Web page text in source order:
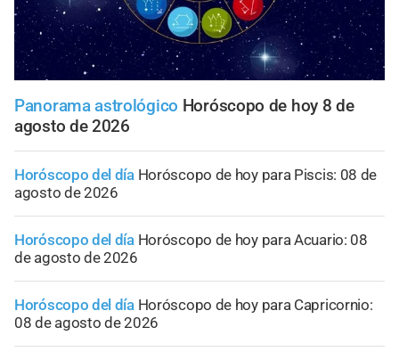
Panorama astrológico Horóscopo de hoy 8 de
agosto de 2026
Horóscopo del día Horóscopo de hoy para Piscis: 08 de
agosto de 2026
Horóscopo del día Horóscopo de hoy para Acuario: 08
de agosto de 2026
Horóscopo del día Horóscopo de hoy para Capricornio:
08 de agosto de 2026